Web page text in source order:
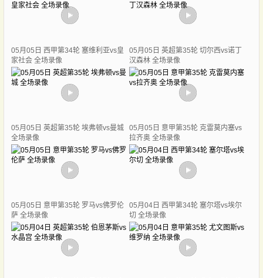
05月05日 西甲第34轮 塞维利亚vs皇
家社会 全场录像
05月05日 英超第35轮 切尔西vs诺丁
汉森林 全场录像
05月05日 英超第35轮 埃弗顿vs曼城
全场录像
05月05日 意甲第35轮 克雷莫内塞vs
拉齐奥 全场录像
05月05日 意甲第35轮 罗马vs佛罗伦
萨 全场录像
05月04日 西甲第34轮 塞尔塔vs埃尔
切 全场录像